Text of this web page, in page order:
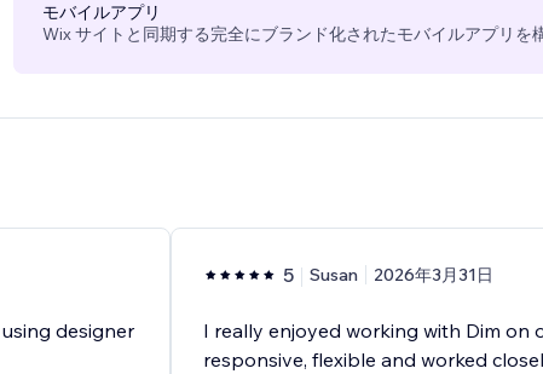
モバイルアプリ
Wix サイトと同期する完全にブランド化されたモバイルアプリを
designer
5 Susan 2026年3月31日
I really enjoyed working with Dim on
responsive, flexible and worked